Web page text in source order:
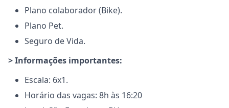
Plano colaborador (Bike).
Plano Pet.
Seguro de Vida.
> Informações importantes:
Escala: 6x1.
Horário das vagas: 8h às 16:20